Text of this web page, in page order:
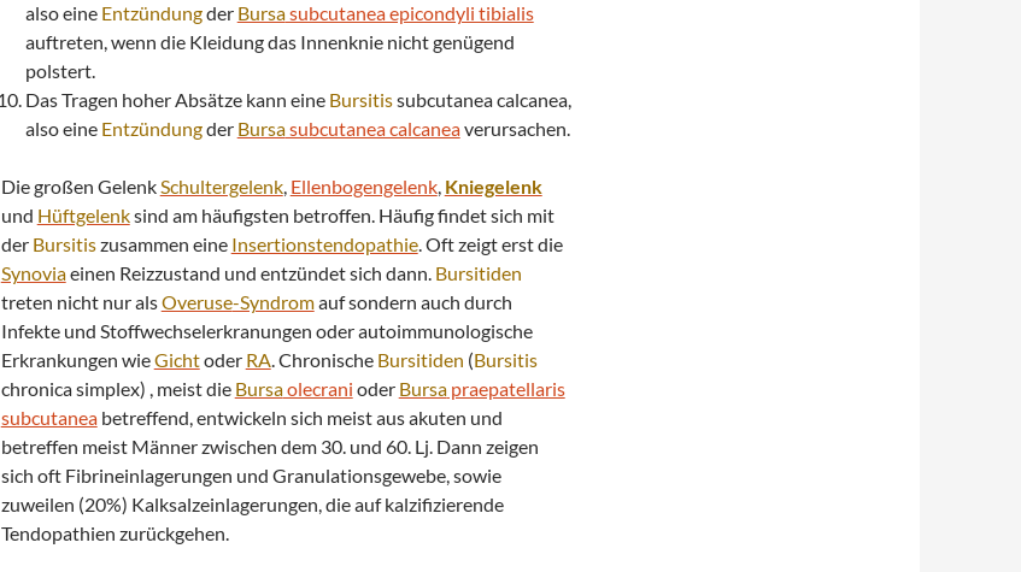
also eine Entzündungder Bursasubcutanea epicondyli tibialis
auftreten, wenn die Kleidung das Innenknie nicht genügend
polstert.
Das Tragen hoher Absätze kann eine Bursitissubcutanea calcanea,
also eine Entzündungder Bursasubcutanea calcaneaverursachen.
Die großen GelenkSchultergelenk, Ellenbogengelenk, Kniegelenk
und Hüftgelenksind am häufigsten betroffen. Häufig findet sich mit
der Bursitiszusammen eine Insertionstendopathie. Oft zeigt erst die
Synoviaeinen Reizzustand und entzündet sich dann. Bursitiden
treten nicht nur alsOveruse-Syndromauf sondern auch durch
Infekte und Stoffwechselerkranungen oder autoimmunologische
Erkrankungen wieGichtoder RA. Chronische Bursitiden (Bursitis
chronica simplex) , meist die Bursaolecrani oder Bursapraepatellaris
subcutaneabetreffend, entwickeln sich meist aus akuten und
betreffen meist Männer zwischen dem 30. und 60. Lj. Dann zeigen
sich oft Fibrineinlagerungen und Granulationsgewebe, sowie
zuweilen (20%) Kalksalzeinlagerungen, die auf kalzifizierende
Tendopathien zurückgehen.